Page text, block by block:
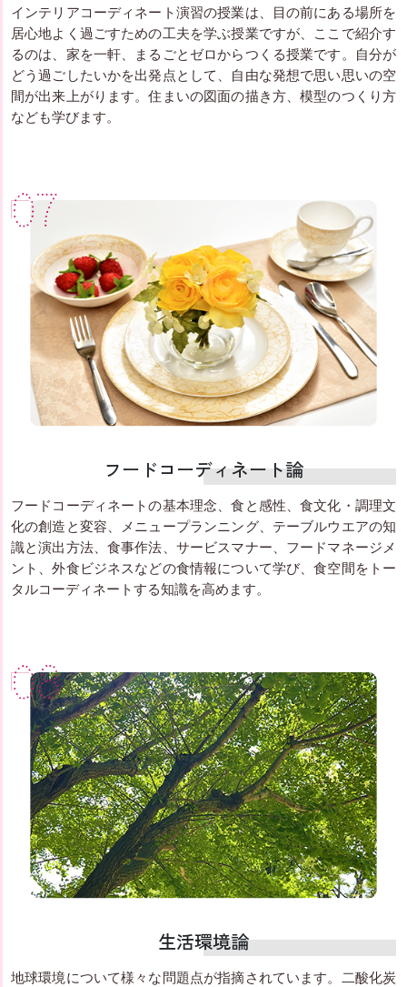
インテリアコーディネート演習の授業は、目の前にある場所を
居心地よく過ごすための工夫を学ぶ授業ですが、ここで紹介す
るのは、家を一軒、まるごとゼロからつくる授業です。自分が
どう過ごしたいかを出発点として、自由な発想で思い思いの空
間が出来上がります。住まいの図面の描き方、模型のつくり方
なども学びます。
フードコーディネート論
フードコーディネートの基本理念、食と感性、食文化・調理文
化の創造と変容、メニュープランニング、テーブルウエアの知
識と演出方法、食事作法、サービスマナー、フードマネージメ
ント、外食ビジネスなどの食情報について学び、食空間をトー
タルコーディネートする知識を高めます。
07
生活環境論
地球環境について様々な問題点が指摘されています。二酸化炭
08